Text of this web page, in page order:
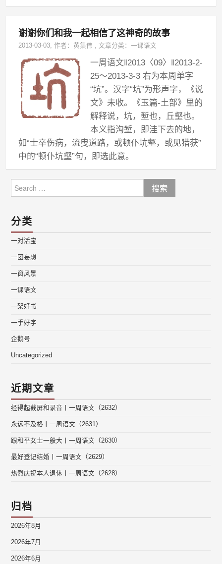
谢谢你们和我一起相信了这神奇的故事
2013-03-03, 作者：黄集伟 ,文章分类：一课语文
一周语文‖2013〈09〉‖2013-2-
25～2013-3-3 右为本周单字
“坑”。汉字“坑”为形声字，《说
文》未收。《玉篇-土部》里的
解释说，坑，堑也，丘壑也。
本义指沟堑，即洼下去的地，
如“士卒伤病，流曳道路，或顿仆坑壑，或见猎获”
中的“顿仆坑壑”句，即选此意。
for:
分类
一对活宝
一团妄想
一窗风景
一课语文
一架好书
一手好字
企鹅号
Uncategorized
近期文章
经得起截屏和录音丨一周语文（2632）
永远不及格丨一周语文（2631）
跟和平女士一般大丨一周语文（2630）
最好登记结婚丨一周语文（2629）
热烈庆祝本人退休丨一周语文（2628）
归档
2026年8月
2026年7月
2026年6月